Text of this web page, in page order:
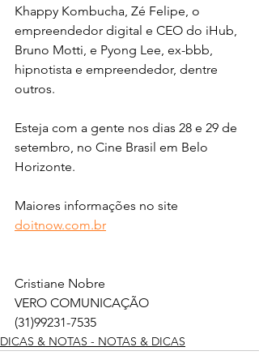
Khappy Kombucha, Zé Felipe, o
empreendedor digital e CEO do iHub,
Bruno Motti, e Pyong Lee, ex-bbb,
hipnotista e empreendedor, dentre
outros.
Esteja com a gente nos dias 28 e 29 de
setembro, no Cine Brasil em Belo
Horizonte.
Maiores informações no site
doitnow.com.br
Cristiane Nobre
VERO COMUNICAÇÃO
(31)99231-7535
DICAS & NOTAS - NOTAS & DICAS